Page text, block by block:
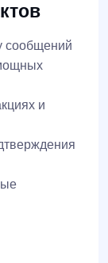
сообщений
и